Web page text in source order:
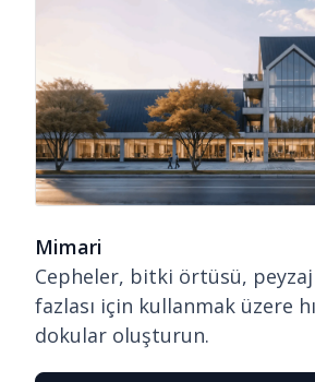
Mimari
Cepheler, bitki örtüsü, peyzaj
fazlası için kullanmak üzere
dokular oluşturun.